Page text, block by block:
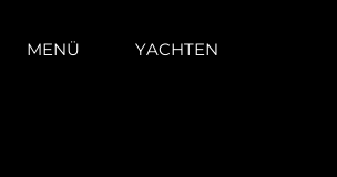
MENÜ YACHTEN